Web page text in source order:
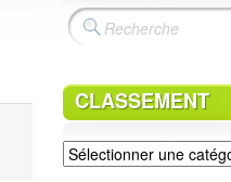
CLASSEMENT
Classement